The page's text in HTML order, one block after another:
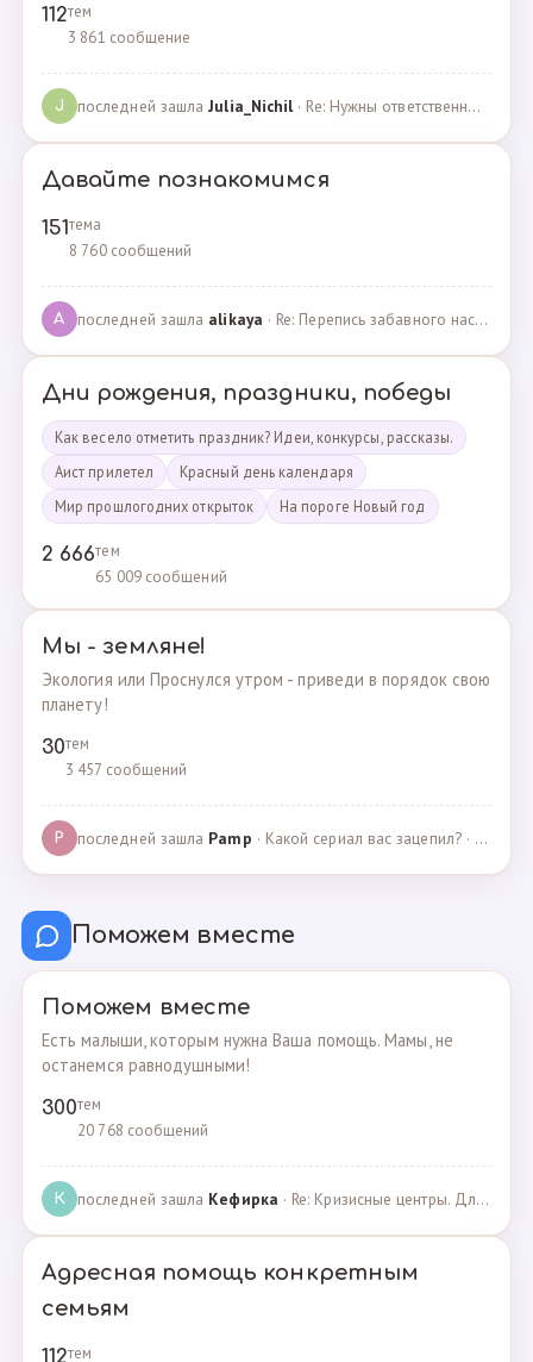
112тем
3 861 сообщение
J последней зашлаJulia_Nichil· Re: Нужны ответственные и любящие детей сотрудники … · 22.07.2024
Давайте познакомимся
151тема
8 760 сообщений
A последней зашла alikaya · Re: Перепись забавного населения!!! · 09.09.2023
Дни рождения, праздники, победы
Как весело отметить праздник? Идеи, конкурсы, рассказы.
Аист прилетел
Красный день календаря
Мир прошлогодних открыток
На пороге Новый год
2 666тем
65 009 сообщений
Мы - земляне!
Экология или Проснулся утром - приведи в порядок свою
планету!
30тем
3 457 сообщений
P последней зашла Pamp · Какой сериал вас зацепил? · 07.05.2025
Поможем вместе
Поможем вместе
Есть малыши, которым нужна Ваша помощь. Мамы, не
останемся равнодушными!
300тем
20 768 сообщений
К последней зашла Кефирка · Re: Кризисные центры. Для женщин, попавших в трудн… · 06.03.2022
Адресная помощь конкретным
семьям
112тем